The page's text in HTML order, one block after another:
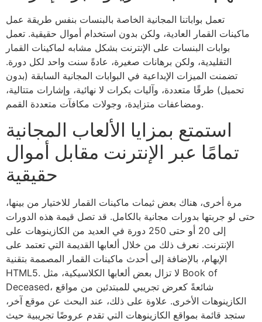
تعمل بواباتنا المجانية الخاصة بالبنسات بنفس طريقة عمل
ماكينات القمار العادية، ولكن بدون استخدام أموال حقيقية. تعمل
بوابات البنسات على الإنترنت بشكل مشابه لماكينات القمار
التقليدية، ولكن برهانات صغيرة، عادةً سنت واحد لكل دورة.
تضمنت الميزات الإبداعية في البوابات المجانية السابقة (بدون
تحميل) طرقًا متعددة، وآليات بكرات لا نهائية، وإشارات متتالية،
ومضاعفات متزايدة، وجولات مكافآت متعددة القمم.
استمتع بمزايا الألعاب المجانية
تمامًا عبر الإنترنت مقابل أموال
حقيقية
مرة أخرى، هناك بعض ثيمات ماكينات القمار للاختيار من بينها،
حتى لو جربتها بدورات مجانية بالكامل. قد تصل قيمة هذه الدورات
إلى 20 أو حتى 250 دورة في العديد من الكازينوهات على
الإنترنت. نعرف ذلك من خلال ألعابها القديمة التي تعتمد على
الإبهام، بالإضافة إلى أحدث ماكينات القمار المصممة بتقنية
HTML5. لا تزال بعض ألعابها الكلاسيكية، مثل Book of
Deceased، شائعةً كعرض تجريبي للمبتدئين من مواقع
الكازينوهات الأخرى. علاوة على ذلك، عند البحث عن موقع آخر،
ستجد قائمة بمواقع الكازينوهات التي تقدم عروضًا تجريبية حيث